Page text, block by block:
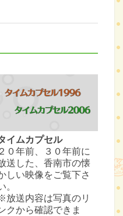
イムカプセル
２０年前、３０年前に
送した、香南市の懐
しい映像をご覧下さ
。
放送内容は写真のリ
クから確認できま